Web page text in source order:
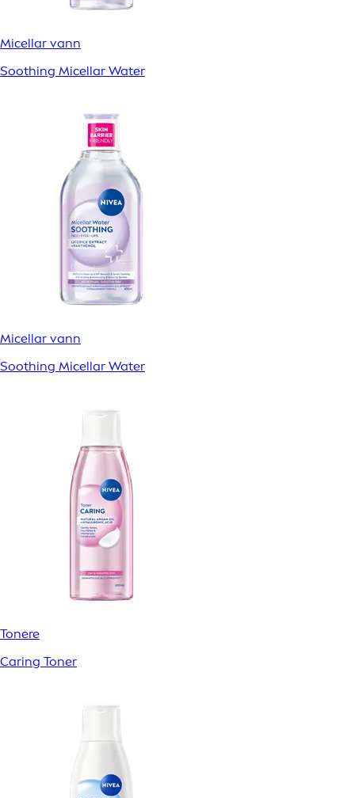
Micellar vann
Soothing Micellar Water
Micellar vann
Soothing Micellar Water
Tonere
Caring Toner